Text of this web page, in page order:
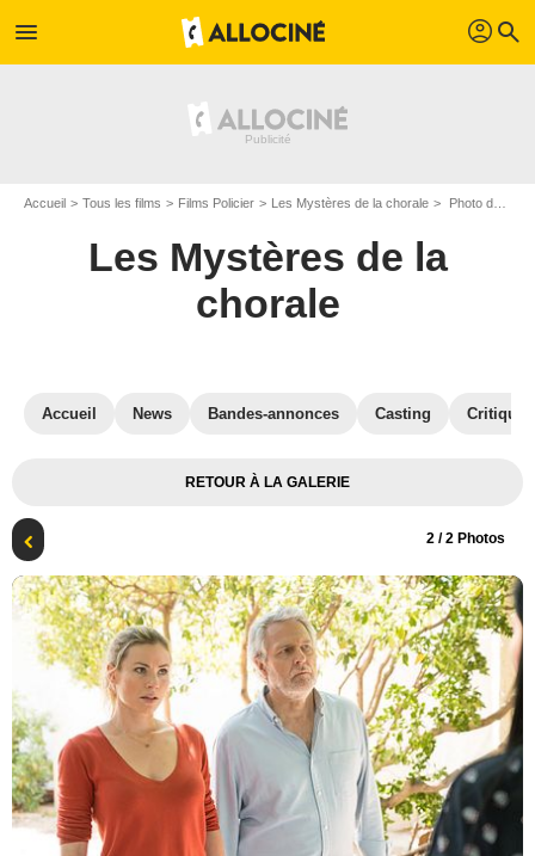
menu profil search
Accueil Tous les films Films Policier Les Mystères de la chorale Photo de Les Mystères de la chorale - Photo 2
Les Mystères de la
chorale
Accueil News Bandes-annonces Casting
RETOUR À LA GALERIE
2 / 2 Photos